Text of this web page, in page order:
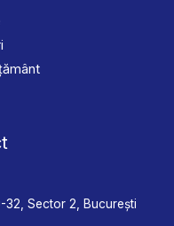
32, Sector 2, București